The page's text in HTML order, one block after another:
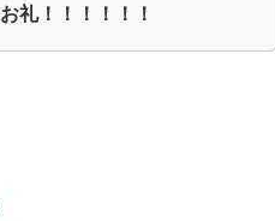
お礼！！！！！！